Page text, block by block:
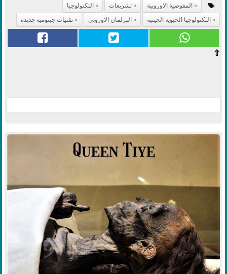
المفوضية الاوروبية تشريعات
التكنولوجيا
التكنولوجيا الحيوية الجينية
البرلمان الاوروبى تقنيات جينومية جديدة
⇧